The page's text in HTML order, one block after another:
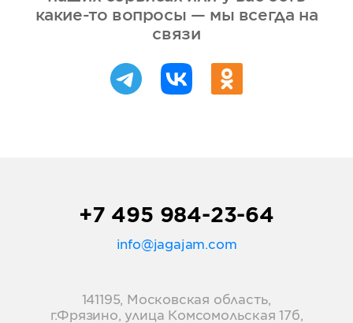
какие-то вопросы — мы всегда на
связи
+7 495 984-23-64
info@jagajam.com
141195, Московская область,
г.Фрязино, улица Комсомольская 17б,